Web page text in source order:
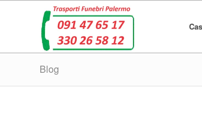
Blog